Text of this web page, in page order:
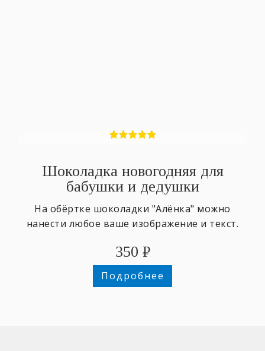
Шоколадка новогодняя для
бабушки и дедушки
На обёртке шоколадки "Алёнка" можно
нанести любое ваше изображение и текст.
350 ₽
Подробнее